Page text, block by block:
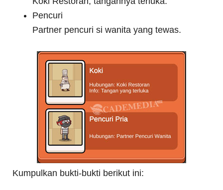
Pencuri
Partner pencuri si wanita yang tewas.
Kumpulkan bukti-bukti berikut ini: